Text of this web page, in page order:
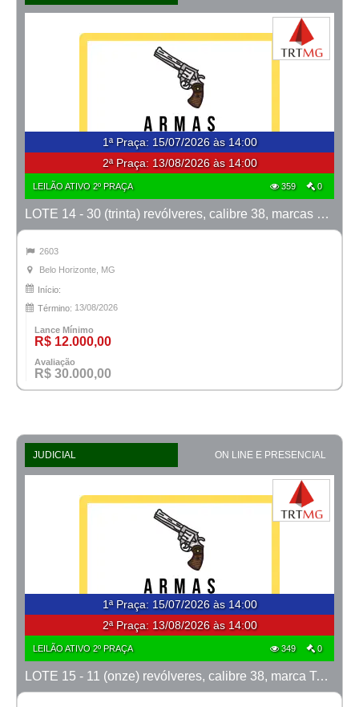
1ª Praça: 15/07/2026 às 14:00
2ª Praça: 13/08/2026 às 14:00
LEILÃO ATIVO 2º PRAÇA 359 0
LOTE 14 - 30 (trinta) revólveres, calibre 38, marcas Taurus e Rossi
2603
Belo Horizonte, MG
Início:
Término: 13/08/2026
Lance Mínimo
R$ 12.000,00
Avaliação
R$ 30.000,00
JUDICIAL ON LINE E PRESENCIAL
1ª Praça: 15/07/2026 às 14:00
2ª Praça: 13/08/2026 às 14:00
LEILÃO ATIVO 2º PRAÇA 349 0
LOTE 15 - 11 (onze) revólveres, calibre 38, marca Taurus